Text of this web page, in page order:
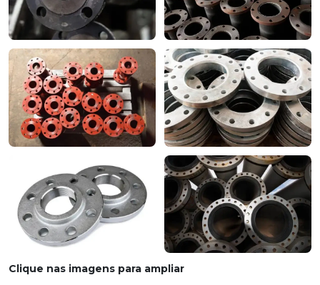
Clique nas imagens para ampliar